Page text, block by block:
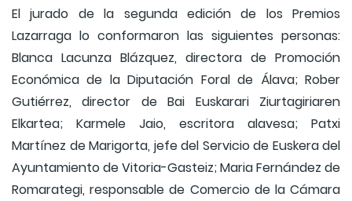
El jurado de la segunda edición de los Premios
Lazarraga lo conformaron las siguientes personas:
Blanca Lacunza Blázquez, directora de Promoción
Económica de la Diputación Foral de Álava; Rober
Gutiérrez, director de Bai Euskarari Ziurtagiriaren
Elkartea; Karmele Jaio, escritora alavesa; Patxi
Martínez de Marigorta, jefe del Servicio de Euskera del
Ayuntamiento de Vitoria-Gasteiz; Maria Fernández de
Romarategi, responsable de Comercio de la Cámara